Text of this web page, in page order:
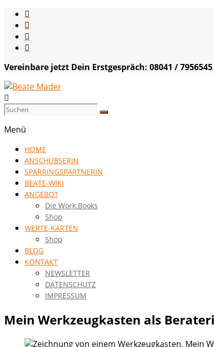
Skip
content
Vereinbare jetzt Dein Erstgespräch: 08041 / 7956545
Beate
Kommunikationsgenialistin
VISION
HOCH
DREI
Menü
HOME
ANSCHUBSERIN
SPARRINGSPARTNERIN
BEATE-WIKI
ANGEBOT
Die Work.Books
Shop
WERTE-KARTEN
Shop
BLOG
KONTAKT
NEWSLETTER
DATENSCHUTZ
IMPRESSUM
Mein Werkzeugkasten als